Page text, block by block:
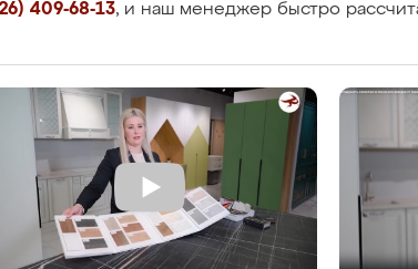
409-68-13, и наш менеджер быстро